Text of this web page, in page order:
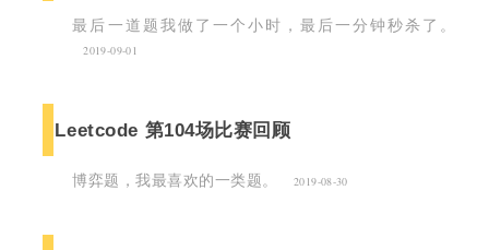
最后一道题我做了一个小时，最后一分钟秒杀了。
2019-09-01
Leetcode 第104场比赛回顾
博弈题，我最喜欢的一类题。 2019-08-30